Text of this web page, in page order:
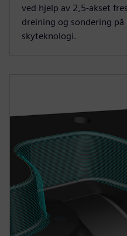
ved hjelp av 2,5-akset
dreining og sondering
skyteknologi.